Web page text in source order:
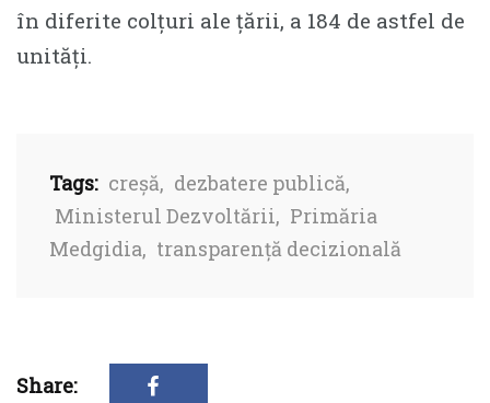
în diferite colțuri ale țării, a 184 de astfel de
unități.
Tags: creșă, dezbatere publică,
Ministerul Dezvoltării, Primăria
Medgidia, transparență decizională
Share: